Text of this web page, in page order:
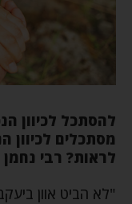
להסתכל לכיוון
מסתכלים לכיוון
לראות? רבי
"לא הביט אוון